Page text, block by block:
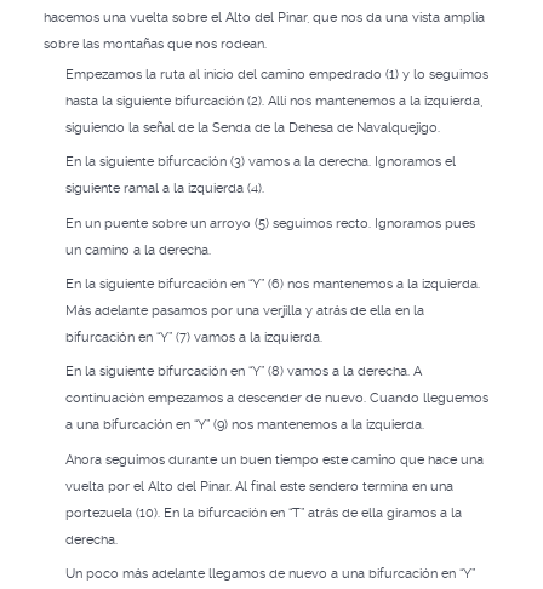
hacemos una vuelta sobre el Alto del Pinar, que nos da una vista amplia
sobre las montañas que nos rodean.
Empezamos la ruta al inicio del camino empedrado (1) y lo seguimos
hasta la siguiente bifurcación (2). Allí nos mantenemos a la izquierda,
siguiendo la señal de la Senda de la Dehesa de Navalquejigo.
En la siguiente bifurcación (3) vamos a la derecha. Ignoramos el
siguiente ramal a la izquierda (4).
En un puente sobre un arroyo (5) seguimos recto. Ignoramos pues
un camino a la derecha.
En la siguiente bifurcación en “Y” (6) nos mantenemos a la izquierda.
Más adelante pasamos por una verjilla y atrás de ella en la
bifurcación en “Y” (7) vamos a la izquierda.
En la siguiente bifurcación en “Y” (8) vamos a la derecha. A
continuación empezamos a descender de nuevo. Cuando lleguemos
a una bifurcación en “Y” (9) nos mantenemos a la izquierda.
Ahora seguimos durante un buen tiempo este camino que hace una
vuelta por el Alto del Pinar. Al final este sendero termina en una
portezuela (10). En la bifurcación en “T” atrás de ella giramos a la
derecha.
Un poco más adelante llegamos de nuevo a una bifurcación en “Y”